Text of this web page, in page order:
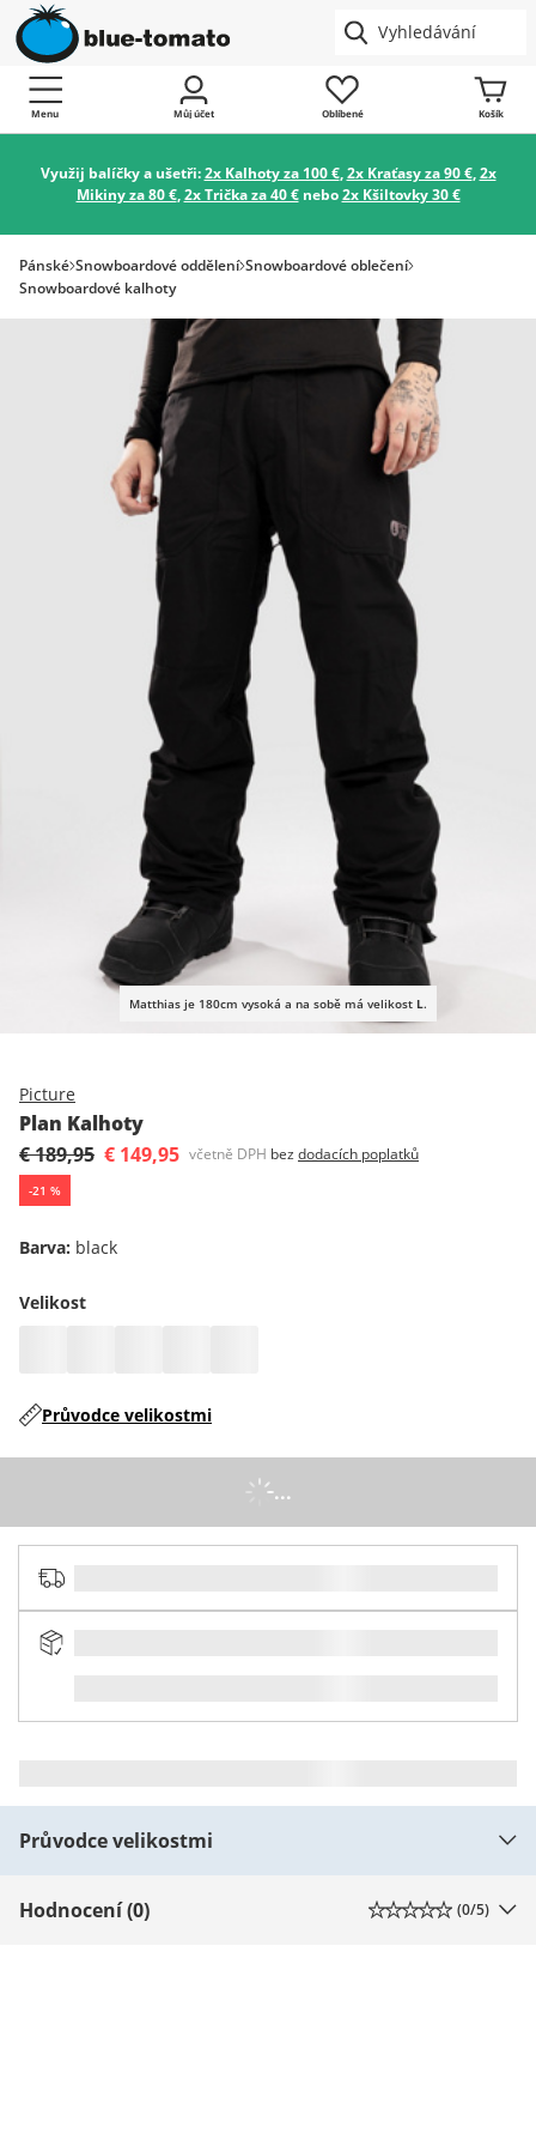
Menu Můj účet Oblíbené Košík
Využij balíčky a ušetři:2x Kalhoty za 100 €,2x Kraťasy za 90 €,2x
Mikiny za 80 €,2x Trička za 40 €nebo2x Kšiltovky 30 €
Pánské Snowboardové oddělení Snowboardové oblečení
Snowboardové kalhoty
Matthias je 180cm vysoká a na sobě má velikost L.
Picture
Plan Kalhoty
€ 189,95 € 149,95 včetně DPH bez dodacích poplatků
-21 %
Barva: black
Velikost
Průvodce velikostmi
...
Průvodce velikostmi
Hodnocení (0) (0/5)